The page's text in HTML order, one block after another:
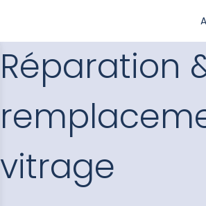
Réparation
vitrage